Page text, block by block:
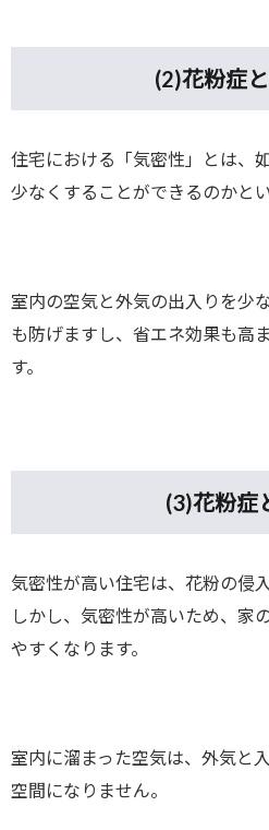
(2)花粉症
住宅における「気密性」とは、
少なくすることができるのかとい
室内の空気と外気の出入りを少
も防げますし、省エネ効果も高
す。
(3)花粉症
気密性が高い住宅は、花粉の侵
しかし、気密性が高いため、家
やすくなります。
室内に溜まった空気は、外気と
空間になりません。